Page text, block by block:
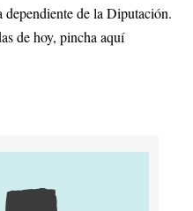
de la Diputación.
de hoy, pincha aquí